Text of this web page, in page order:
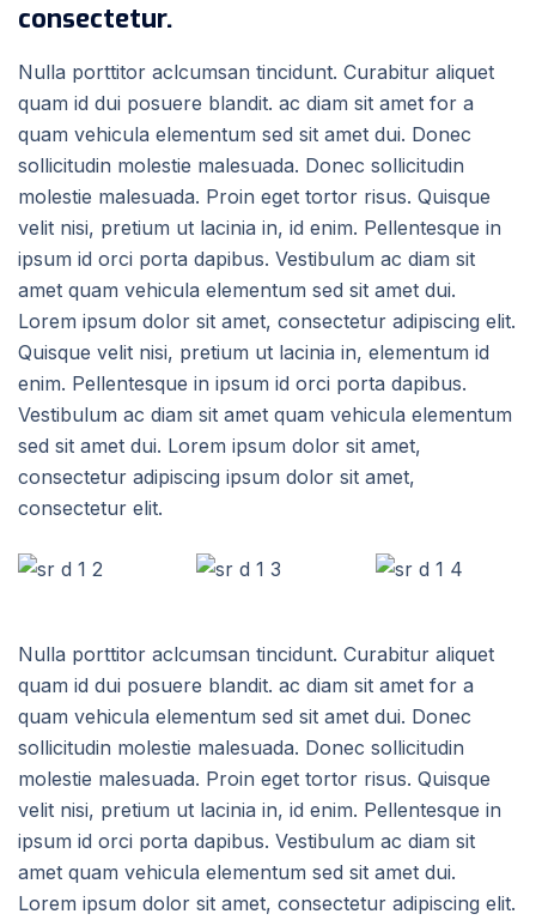
consectetur.
Nulla porttitor aclcumsan tincidunt. Curabitur aliquet
quam id dui posuere blandit. ac diam sit amet for a
quam vehicula elementum sed sit amet dui. Donec
sollicitudin molestie malesuada. Donec sollicitudin
molestie malesuada. Proin eget tortor risus. Quisque
velit nisi, pretium ut lacinia in, id enim. Pellentesque in
ipsum id orci porta dapibus. Vestibulum ac diam sit
amet quam vehicula elementum sed sit amet dui.
Lorem ipsum dolor sit amet, consectetur adipiscing elit.
Quisque velit nisi, pretium ut lacinia in, elementum id
enim. Pellentesque in ipsum id orci porta dapibus.
Vestibulum ac diam sit amet quam vehicula elementum
sed sit amet dui. Lorem ipsum dolor sit amet,
consectetur adipiscing ipsum dolor sit amet,
consectetur elit.
Nulla porttitor aclcumsan tincidunt. Curabitur aliquet
quam id dui posuere blandit. ac diam sit amet for a
quam vehicula elementum sed sit amet dui. Donec
sollicitudin molestie malesuada. Donec sollicitudin
molestie malesuada. Proin eget tortor risus. Quisque
velit nisi, pretium ut lacinia in, id enim. Pellentesque in
ipsum id orci porta dapibus. Vestibulum ac diam sit
amet quam vehicula elementum sed sit amet dui.
Lorem ipsum dolor sit amet, consectetur adipiscing elit.